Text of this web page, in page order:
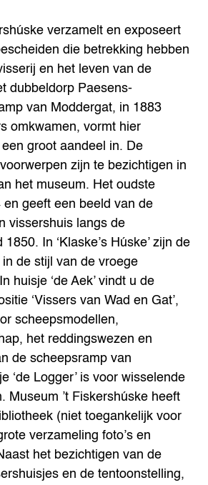
verzamelt en exposeert
die betrekking hebben
en het leven van de
dubbeldorp Paesens-
van Moddergat, in 1883
omkwamen, vormt hier
groot aandeel in. De
zijn te bezichtigen in
het museum. Het oudste
geeft een beeld van de
vissershuis langs de
In ‘Klaske’s Húske’ zijn de
de stijl van de vroege
huisje ‘de Aek’ vindt u de
‘Vissers van Wad en Gat’,
scheepsmodellen,
het reddingswezen en
de scheepsramp van
‘de Logger’ is voor wisselende
Museum ’t Fiskershúske heeft
(niet toegankelijk voor
verzameling foto’s en
het bezichtigen van de
en de tentoonstelling,